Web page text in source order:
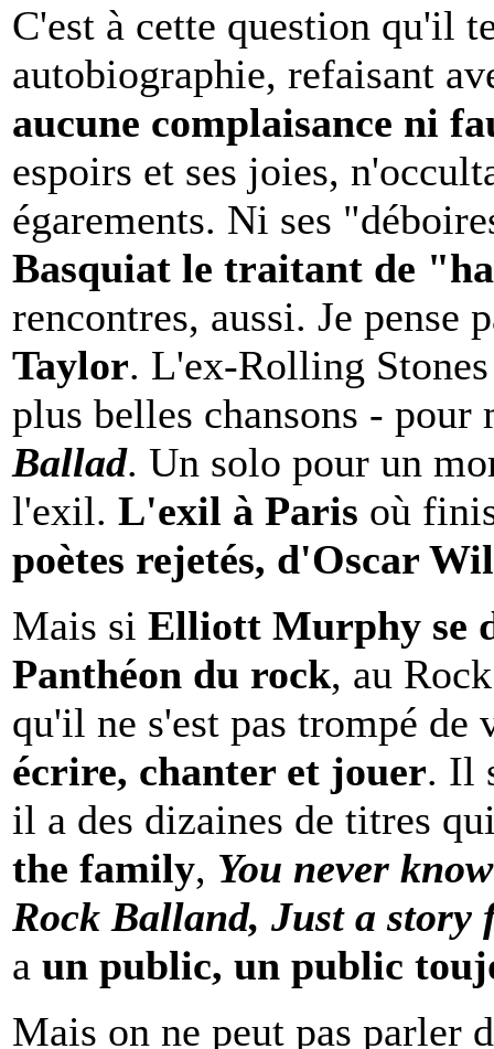
C'est à cette question qu'il
autobiographie, refaisant
aucune complaisance ni
espoirs et ses joies,
égarements. Ni ses
Basquiat le traitant de
rencontres, aussi. Je
Taylor. L'ex-Rolling Stones
plus belles chansons - pour
Ballad. Un solo pour un
l'exil. L'exil à Paris où
poètes rejetés, d'Oscar
Mais si Elliott Murphy se
Panthéon du rock, au
qu'il ne s'est pas trompé de
écrire, chanter et jouer. Il
il a des dizaines de titres
the family, You never
Rock Balland, Just a story
a un public, un public
Mais on ne peut pas parler